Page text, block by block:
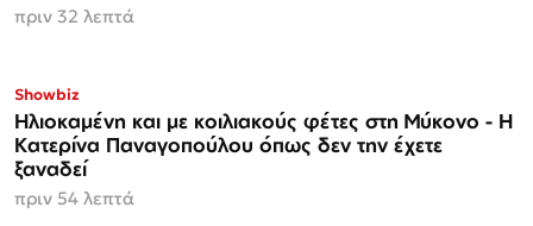
πριν 32 λεπτά
Showbiz
Ηλιοκαμένη και με κοιλιακούς φέτες στη Μύκονο - Η
Κατερίνα Παναγοπούλου όπως δεν την έχετε
ξαναδεί
πριν 54 λεπτά